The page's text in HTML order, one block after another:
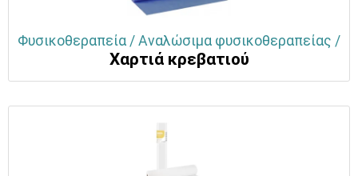
Φυσικοθεραπεία / Αναλώσιμα φυσικοθεραπείας /
Χαρτιά κρεβατιού